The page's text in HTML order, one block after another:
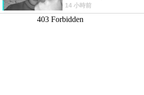
理家務，職業不分高低貴
14 小時前